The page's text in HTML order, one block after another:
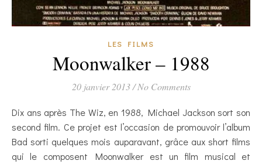
LES FILMS
Moonwalker – 1988
20 janvier 2013 / No Comments
Dix ans après The Wiz, en 1988, Michael Jackson sort son
second film. Ce projet est l’occasion de promouvoir l’album
Bad sorti quelques mois auparavant, grâce aux short films
qui le composent Moonwalker est un film musical et